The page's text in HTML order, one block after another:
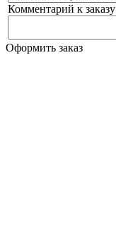
Комментарий к заказу
Оформить заказ